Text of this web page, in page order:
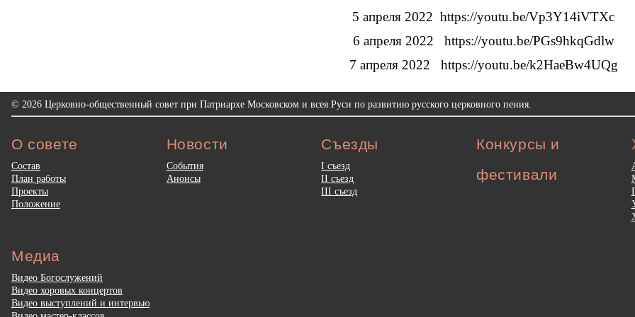
5 апреля 2022​ ​ https://youtu.be/Vp3Y14iVTXc
6 апреля 2022​ ​ ​ https://youtu.be/PGs9hkqGdlw
7 апреля 2022​ ​ ​ https://youtu.be/k2HaeBw4UQg
© 2026 Церковно-общественный совет при Патриархе Московском и всея Руси по развитию русского церковного пения.
О совете
Состав
План работы
Проекты
Положение
Новости
События
Анонсы
Съезды
I съезд
II съезд
III съезд
Конкурсы и
фестивали
Медиа
Видео Богослужений
Видео хоровых концертов
Видео выступлений и интервью